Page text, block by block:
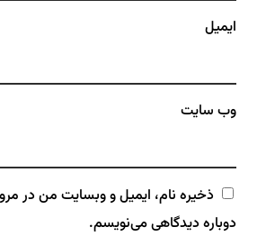
ایمیل
وب‌ سایت
ذخیره نام، ایمیل و وبسایت من در
دوباره دیدگاهی می‌نویسم.